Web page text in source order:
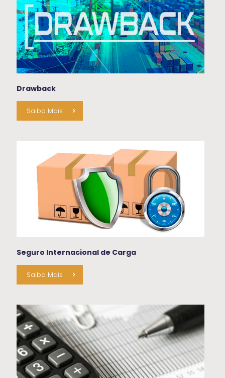
Drawback
Saiba Mais
Seguro Internacional de Carga
Saiba Mais